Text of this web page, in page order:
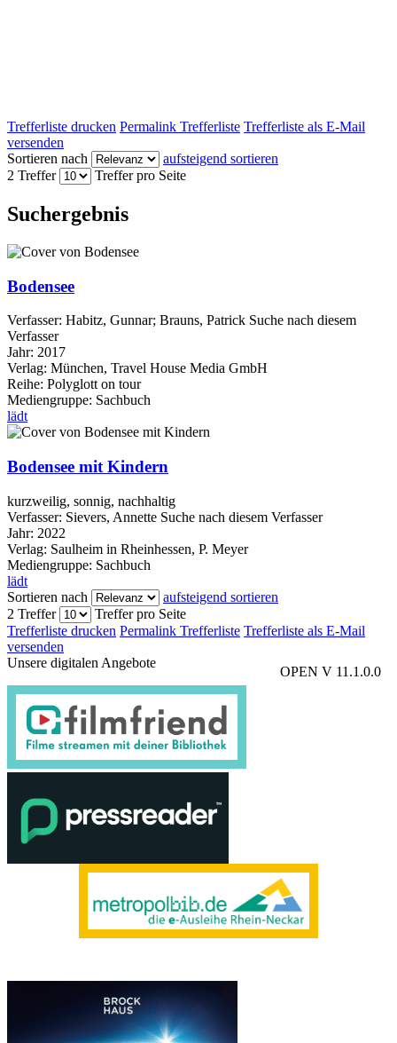
Trefferliste drucken Permalink Trefferliste Trefferliste als E-Mail
versenden
Sortieren nach
aufsteigend sortieren
2 Treffer
Treffer pro Seite
Suchergebnis
Bodensee
Verfasser: Habitz, Gunnar; Brauns, Patrick Suche nach diesem
Verfasser
Jahr: 2017
Verlag: München, Travel House Media GmbH
Reihe: Polyglott on tour
Mediengruppe: Sachbuch
lädt
Bodensee mit Kindern
kurzweilig, sonnig, nachhaltig
Verfasser: Sievers, Annette Suche nach diesem Verfasser
Jahr: 2022
Verlag: Saulheim in Rheinhessen, P. Meyer
Mediengruppe: Sachbuch
lädt
Sortieren nach
aufsteigend sortieren
2 Treffer
Treffer pro Seite
Trefferliste drucken Permalink Trefferliste Trefferliste als E-Mail
versenden
OPEN V 11.1.0.0
Unsere digitalen Angebote